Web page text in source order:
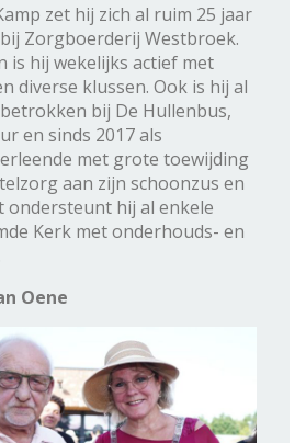
zet hij zich al ruim 25 jaar
Zorgboerderij Westbroek.
is hij wekelijks actief met
diverse klussen. Ook is hij al
bij De Hullenbus,
en sinds 2017 als
met grote toewijding
aan zijn schoonzus en
ondersteunt hij al enkele
Kerk met onderhouds- en
Oene